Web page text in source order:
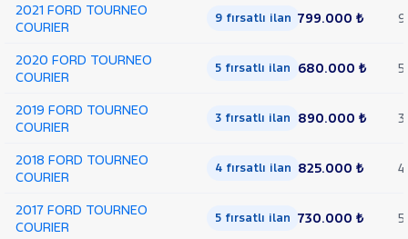
2021 FORD TOURNEO
COURIER
9 fırsatlı ilan 799.000 ₺ 9
2020 FORD TOURNEO
COURIER
5 fırsatlı ilan 680.000 ₺ 5
2019 FORD TOURNEO
COURIER
3 fırsatlı ilan 890.000 ₺ 3
2018 FORD TOURNEO
COURIER
4 fırsatlı ilan 825.000 ₺ 4
2017 FORD TOURNEO
COURIER
5 fırsatlı ilan 730.000 ₺ 5